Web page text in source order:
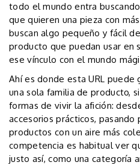
todo el mundo entra
que quieren una pieza con
buscan algo pequeño y fácil
producto que puedan usar en
ese vínculo con el mundo
Ahí es donde esta URL puede
una sola familia de producto,
formas de vivir la afición:
accesorios prácticos,
productos con un aire más
competencia es habitual ver
justo así, como una categoría